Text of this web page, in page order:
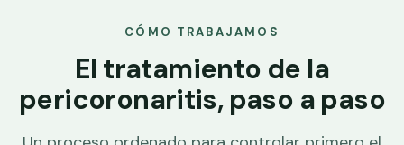
CÓMO TRABAJAMOS
El tratamiento de la
pericoronaritis, paso a paso